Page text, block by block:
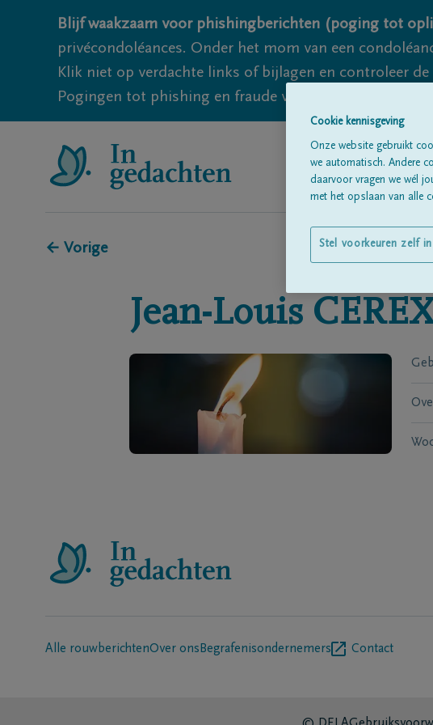
Blijf waakzaam voor phishingberichten (poging tot
privécondoléances. Onder het mom van een
Klik niet op verdachte links of bijlagen en controleer
Pogingen tot phishing en fraude vallen echter nooit
← Vorige
Jean-Louis
Alle rouwberichtenOver ons Begrafenisondernemers Contact
Cookie kennisgeving
Onze website gebruikt
we automatisch. Andere
daarvoor vragen we wél
met het opslaan van alle
Stel voorkeuren zelf in